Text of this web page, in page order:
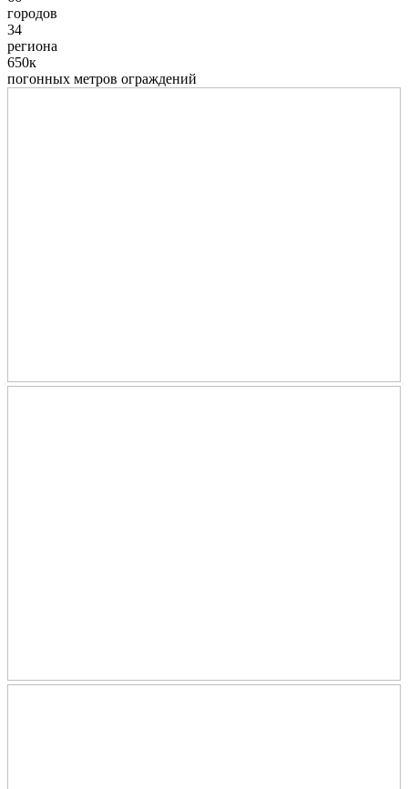
городов
34
региона
650к
погонных метров ограждений